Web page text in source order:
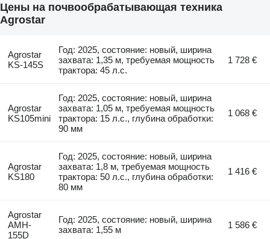
Цены на почвообрабатывающая техника
Agrostar
Agrostar
KS-145S
Год: 2025, состояние: новый, ширина
захвата: 1,35 м, требуемая мощность
трактора: 45 л.с.
1 728 €
Agrostar
KS105mini
Год: 2025, состояние: новый, ширина
захвата: 1,05 м, требуемая мощность
трактора: 15 л.с., глубина обработки:
90 мм
1 068 €
Agrostar
KS180
Год: 2025, состояние: новый, ширина
захвата: 1,8 м, требуемая мощность
трактора: 50 л.с., глубина обработки:
80 мм
1 416 €
Agrostar
AMH-
155D
Год: 2025, состояние: новый, ширина
захвата: 1,55 м
1 586 €